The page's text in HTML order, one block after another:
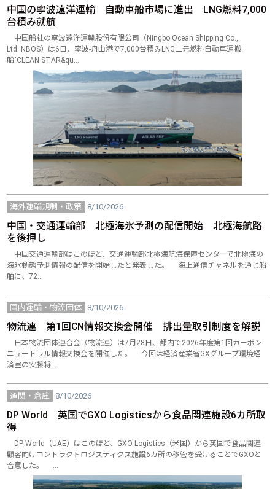
中国の寧波遠洋運輸 自動車船市場に進出 LNG燃料7,000
台積み就航
中国船社の寧波遠洋運輸股份有限公司（Ningbo Ocean Shipping Co.,
Ltd.:NBOS）は6日、寧波-舟山港で7,000台積みLNG二元燃料自動車運搬
船"CLEAN STAR&qu…
海外運輸規制・政策 8/10/2026
中国・交通運輸部 北極海氷予測の配信開始 北極海航路
を後押し
中国交通運輸部はこのほど、交通運輸部北極海航海保障センターで北極海の
海氷動態予測情報の配信を開始したと発表した。 海上通信チャネルを通じ船
舶に、72…
国内運輸・物流団体 8/10/2026
物流連 第1回CN情報交換会開催 排出量取引制度を解説
日本物流団体連合会（物流連）は7月28日、都内で2026年度第1回カーボン
ニュートラル情報交換会を開催した。 今回は経済産業省GXグループ環境経
済室の安藤将…
通関・倉庫 8/10/2026
DP World 英国でGXO Logisticsから食品関連施設6カ所取
得
DP World（UAE）はこのほど、GXO Logistics（米国）から英国で食品関連
顧客向けコントラクトロジスティクス施設6カ所の移管を受けることでGXOと
合意した。 …